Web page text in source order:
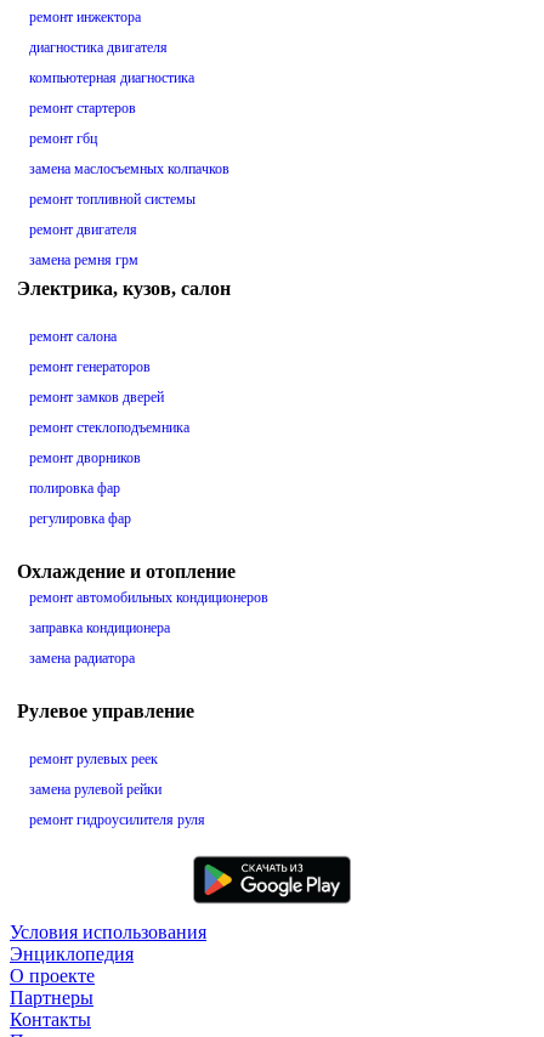
ремонт инжектора
диагностика двигателя
компьютерная диагностика
ремонт стартеров
ремонт гбц
замена маслосъемных колпачков
ремонт топливной системы
ремонт двигателя
замена ремня грм
Электрика, кузов, салон
ремонт салона
ремонт генераторов
ремонт замков дверей
ремонт стеклоподъемника
ремонт дворников
полировка фар
регулировка фар
Охлаждение и отопление
ремонт автомобильных кондиционеров
заправка кондиционера
замена радиатора
Рулевое управление
ремонт рулевых реек
замена рулевой рейки
ремонт гидроусилителя руля
Условия использования
Энциклопедия
О проекте
Партнеры
Контакты